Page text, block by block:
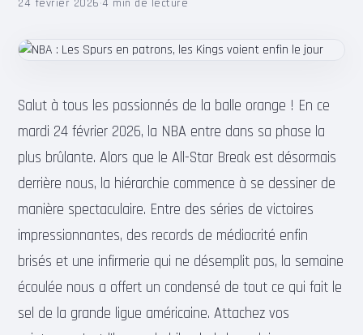
Salut à tous les passionnés de la balle orange ! En ce
mardi 24 février 2026, la NBA entre dans sa phase la
plus brûlante. Alors que le All-Star Break est désormais
derrière nous, la hiérarchie commence à se dessiner de
manière spectaculaire. Entre des séries de victoires
impressionnantes, des records de médiocrité enfin
brisés et une infirmerie qui ne désemplit pas, la semaine
écoulée nous a offert un condensé de tout ce qui fait le
sel de la grande ligue américaine. Attachez vos